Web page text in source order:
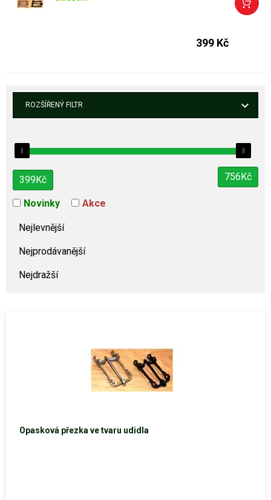
399 Kč
ROZŠÍŘENÝ FILTR
399Kč 756Kč
Novinky Akce
Nejlevnější
Nejprodávanější
Nejdražší
Opasková přezka ve tvaru udidla